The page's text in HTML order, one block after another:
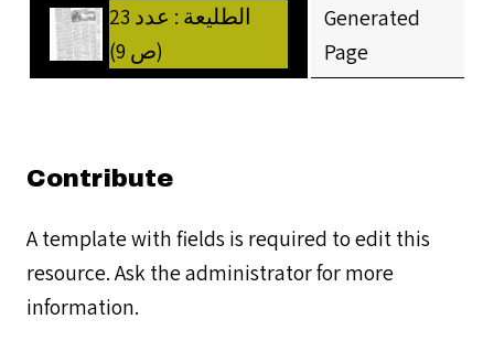
الطليعة : عدد 23
(ص 9)
Generated
Page
Contribute
A template with fields is required to edit this
resource. Ask the administrator for more
information.